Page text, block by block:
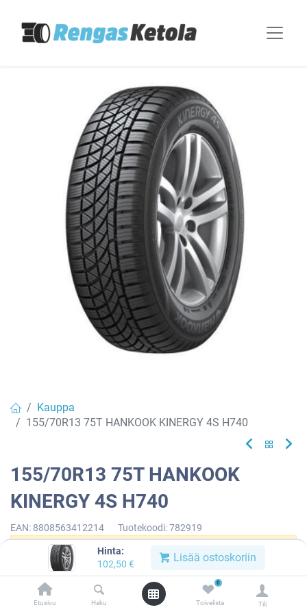
Hinta:
102,50 € Lisää ostoskoriin
Etusivu Haku
0
Toivelista Tili
Kauppa
155/70R13 75T HANKOOK KINERGY 4S H740
155/70R13 75T HANKOOK
KINERGY 4S H740
EAN: 8808563412214 Tuotekoodi:782919
Tällä tuotteella ei ole kelvollista yhdistelmää.
HANKOOK